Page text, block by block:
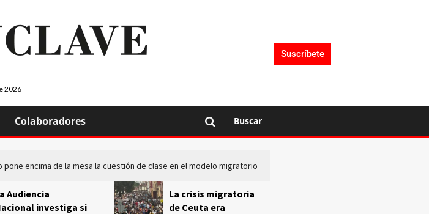
2026
Suscríbete
Colaboradores Buscar
pone encima de la mesa la cuestión de clase en el modelo migratorio
Audiencia
investiga si
La crisis migratoria
de Ceuta era